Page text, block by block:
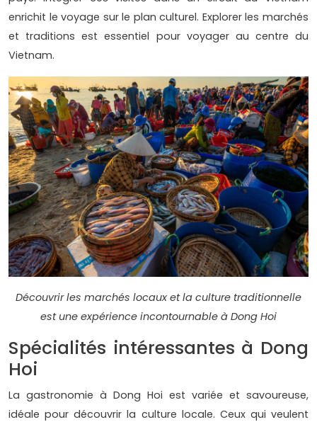
enrichit le voyage sur le plan culturel. Explorer les marchés
et traditions est essentiel pour voyager au centre du
Vietnam.
Découvrir les marchés locaux et la culture traditionnelle
est une expérience incontournable à Dong Hoi
Spécialités intéressantes à Dong
Hoi
La gastronomie à Dong Hoi est variée et savoureuse,
idéale pour découvrir la culture locale. Ceux qui veulent